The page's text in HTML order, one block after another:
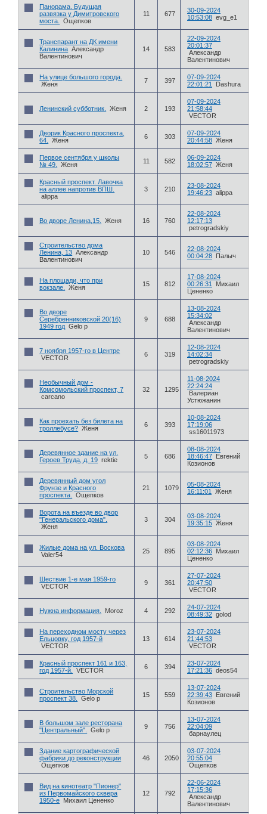
Панорама. Будущая
развязка у Димитровского
моста.
Ощепков
11 677
30-09-2024
10:53:08 evg_e1
Транспарант на ДК имени
Калинина Александр
Валентинович
14 583
22-09-2024
20:01:37
Александр
Валентинович
На улице большого города.
Женя
7 397
07-09-2024
22:01:21
Dashura
Ленинский субботник. Женя 2 193
07-09-2024
21:58:44
VECTOR
Дворик Красного проспекта,
64.
Женя 6 303
07-09-2024
20:44:58 Женя
Первое сентября у школы
№ 49.
Женя 11 582
06-09-2024
18:02:57 Женя
Красный проспект. Лавочка
на аллее напротив ВПШ.
alippa
3 210
23-08-2024
19:46:23 alippa
Во дворе Ленина,15. Женя 16 760
22-08-2024
12:17:13
petrogradskiy
Строительство дома
Ленина, 13 Александр
Валентинович
10 546
22-08-2024
00:04:28 Палыч
На площади, что при
вокзале.
Женя 15 812
17-08-2024
00:26:31
Михаил
Цененко
Во дворе
Серебренниковской 20(16)
1949 год Gelo p
9 688
13-08-2024
15:34:02
Александр
Валентинович
7 ноября 1957-го в Центре
VECTOR
6 319
12-08-2024
14:02:34
petrogradskiy
Необычный дом -
Комсомольский проспект, 7
carcano
32 1295
11-08-2024
22:24:24
Валериан
Устюжанин
Как проехать без билета на
троллебусе? Женя 6 393
10-08-2024
17:19:06
ss16011973
Деревянное здание на ул.
Героев Труда, д. 19 rektie 5 686
08-08-2024
18:46:47 Евгений
Козионов
Деревянный дом угол
Фрунзе и Красного
проспекта.
Ощепков
21 1079
05-08-2024
16:11:01
Женя
Ворота на въезде во двор
"Генеральского дома".
Женя
3 304
03-08-2024
19:35:15 Женя
Жилые дома на ул. Воскова
Valer54
25 895
03-08-2024
02:12:36 Михаил
Цененко
Шествие 1-е мая 1959-го
VECTOR
9 361
27-07-2024
20:47:50
VECTOR
Нужна информация. Moroz 4 292
24-07-2024
08:49:32 golod
На переходном мосту через
Ельцовку, год 1957-й
VECTOR
13 614
23-07-2024
21:44:53
VECTOR
Красный проспект 161 и 163,
год 1957-й.
VECTOR 6 394
23-07-2024
17:21:36 deos54
Строительство Морской
проспект 38.
Gelo p 15 559
13-07-2024
22:39:43 Евгений
Козионов
В большом зале ресторана
"Центральный".
Gelo p 9 756
13-07-2024
22:04:09
барнаулец
Здание картографической
фабрики до реконструкции
Ощепков
46 2050
03-07-2024
20:55:04
Ощепков
Вид на кинотеатр "Пионер"
из Первомайского сквера
1950-е Михаил Цененко
12 792
22-06-2024
17:15:36
Александр
Валентинович